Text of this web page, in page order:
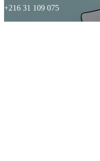
+216 31 109 075